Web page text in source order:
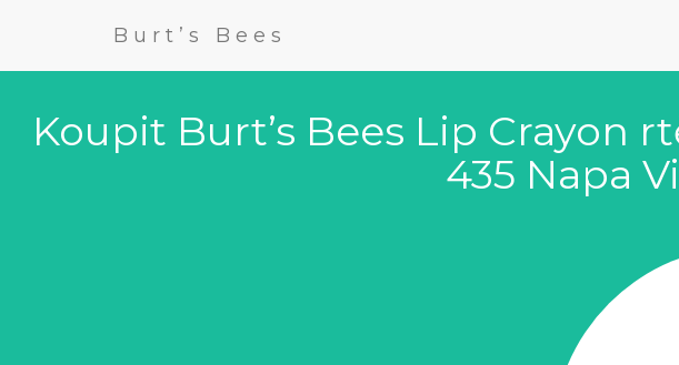
Burt’s Bees
Koupit Burt’s Bees Lip Crayon
435 Napa